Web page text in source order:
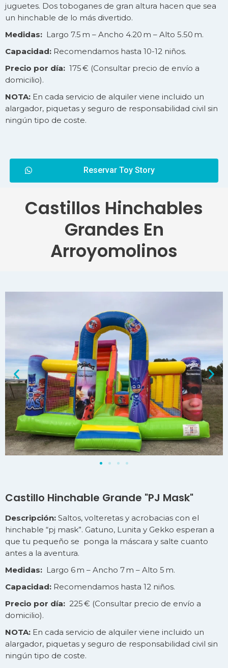
juguetes. Dos toboganes de gran altura hacen que sea
un hinchable de lo más divertido.
Medidas: Largo 7.5 m – Ancho 4.20 m – Alto 5.50 m.
Capacidad: Recomendamos hasta 10-12 niños.
Precio por día: 175 € (Consultar precio de envío a
domicilio).
NOTA: En cada servicio de alquiler viene incluido un
alargador, piquetas y seguro de responsabilidad civil sin
ningún tipo de coste.
Reservar Toy Story
Castillos Hinchables
Grandes En
Arroyomolinos
Castillo Hinchable Grande "PJ Mask"
Descripción: Saltos, volteretas y acrobacias con el
hinchable “pj mask”. Gatuno, Lunita y Gekko esperan a
que tu pequeño se ponga la máscara y salte cuanto
antes a la aventura.
Medidas: Largo 6 m – Ancho 7 m – Alto 5 m.
Capacidad: Recomendamos hasta 12 niños.
Precio por día: 225 € (Consultar precio de envío a
domicilio).
NOTA: En cada servicio de alquiler viene incluido un
alargador, piquetas y seguro de responsabilidad civil sin
ningún tipo de coste.